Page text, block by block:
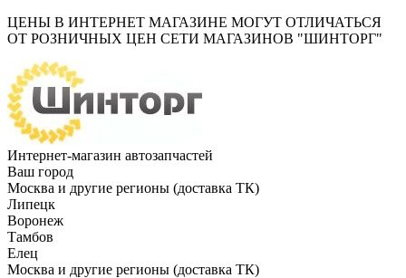
ЦЕНЫ В ИНТЕРНЕТ МАГАЗИНЕ МОГУТ ОТЛИЧАТЬСЯ
ОТ РОЗНИЧНЫХ ЦЕН СЕТИ МАГАЗИНОВ "ШИНТОРГ"
Интернет-магазин автозапчастей
Ваш город
Москва и другие регионы (доставка ТК)
Липецк
Воронеж
Тамбов
Елец
Москва и другие регионы (доставка ТК)